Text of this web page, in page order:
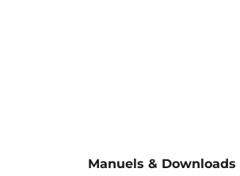
Manuels & Downloads